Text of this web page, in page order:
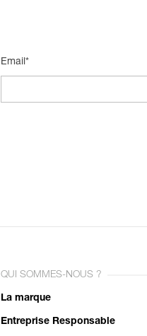
Email*
QUI SOMMES-NOUS ?
La marque
Entreprise Responsable